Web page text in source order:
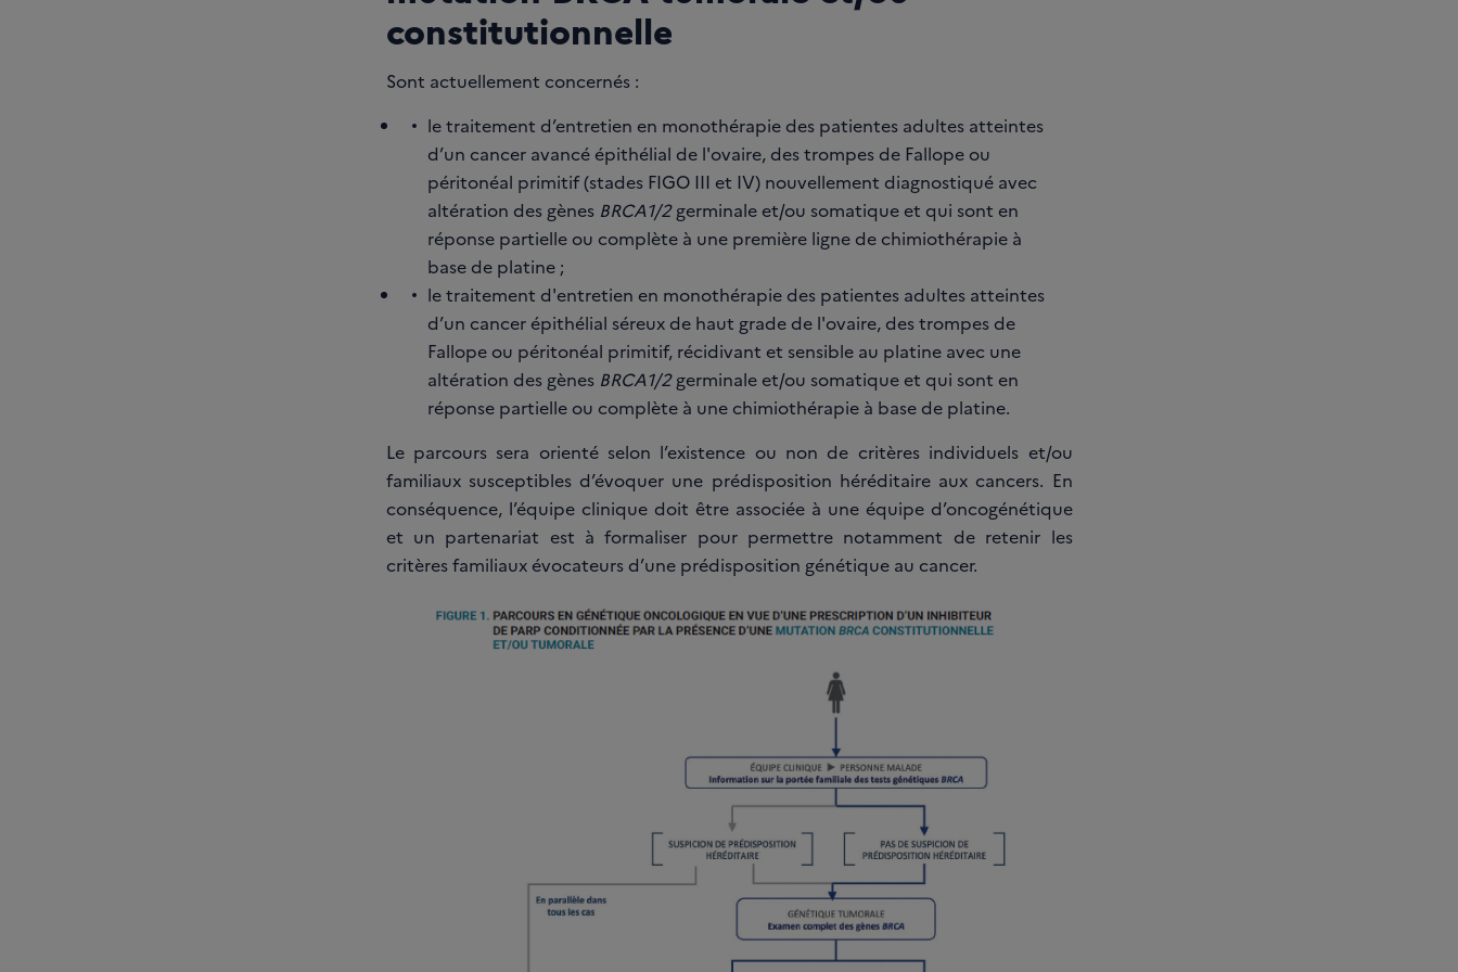
constitutionnelle
Sont actuellement concernés :
le traitement d’entretien en monothérapie des patientes adultes atteintes
d’un cancer avancé épithélial de l'ovaire, des trompes de Fallope ou
péritonéal primitif (stades FIGO III et IV) nouvellement diagnostiqué avec
altération des gènes BRCA1/2germinale et/ou somatique et qui sont en
réponse partielle ou complète à une première ligne de chimiothérapie à
base de platine ;
le traitement d'entretien en monothérapie des patientes adultes atteintes
d’un cancer épithélial séreux de haut grade de l'ovaire, des trompes de
Fallope ou péritonéal primitif, récidivant et sensible au platine avec une
altération des gènes BRCA1/2germinale et/ou somatique et qui sont en
réponse partielle ou complète à une chimiothérapie à base de platine.
Le parcours sera orienté selon l’existence ou non de critères individuels et/ou
familiaux susceptibles d’évoquer une prédisposition héréditaire aux cancers. En
conséquence, l’équipe clinique doit être associée à une équipe d’oncogénétique
et un partenariat est à formaliser pour permettre notamment de retenir les
critères familiaux évocateurs d’une prédisposition génétique au cancer.